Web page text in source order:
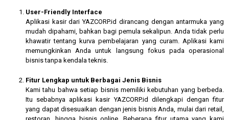
User-Friendly Interface
Aplikasi kasir dari YAZCORP.id dirancang dengan antarmuka yang
mudah dipahami, bahkan bagi pemula sekalipun. Anda tidak perlu
khawatir tentang kurva pembelajaran yang curam. Aplikasi kami
memungkinkan Anda untuk langsung fokus pada operasional
bisnis tanpa kendala teknis.
Fitur Lengkap untuk Berbagai Jenis Bisnis
Kami tahu bahwa setiap bisnis memiliki kebutuhan yang berbeda.
Itu sebabnya aplikasi kasir YAZCORP.id dilengkapi dengan fitur
yang dapat disesuaikan dengan jenis bisnis Anda, mulai dari retail,